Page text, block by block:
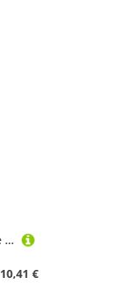
MAJONI Fender Star für Boote 12 x 45 cm, Weiß mit blauem Rahmen
10,41 €